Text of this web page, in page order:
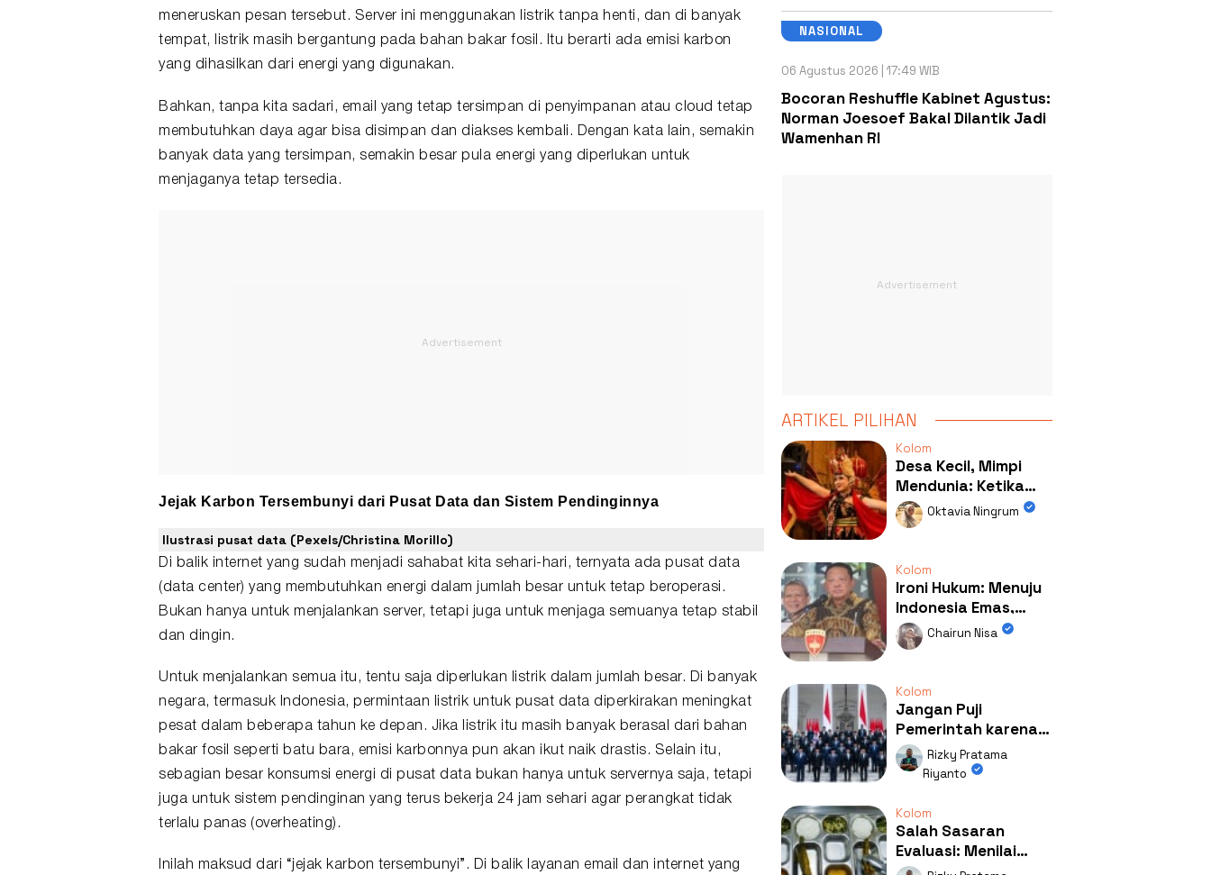
meneruskan pesan tersebut. Server ini menggunakan listrik tanpa henti, dan di banyak
tempat, listrik masih bergantung pada bahan bakar fosil. Itu berarti ada emisi karbon
yang dihasilkan dari energi yang digunakan.
Bahkan, tanpa kita sadari, email yang tetap tersimpan di penyimpanan atau cloud tetap
membutuhkan daya agar bisa disimpan dan diakses kembali. Dengan kata lain, semakin
banyak data yang tersimpan, semakin besar pula energi yang diperlukan untuk
menjaganya tetap tersedia.
Jejak Karbon Tersembunyi dari Pusat Data dan Sistem Pendinginnya
Ilustrasi pusat data (Pexels/Christina Morillo)
Di balik internet yang sudah menjadi sahabat kita sehari-hari, ternyata ada pusat data
(data center) yang membutuhkan energi dalam jumlah besar untuk tetap beroperasi.
Bukan hanya untuk menjalankan server, tetapi juga untuk menjaga semuanya tetap stabil
dan dingin.
Untuk menjalankan semua itu, tentu saja diperlukan listrik dalam jumlah besar. Di banyak
negara, termasuk Indonesia, permintaan listrik untuk pusat data diperkirakan meningkat
pesat dalam beberapa tahun ke depan. Jika listrik itu masih banyak berasal dari bahan
bakar fosil seperti batu bara, emisi karbonnya pun akan ikut naik drastis. Selain itu,
sebagian besar konsumsi energi di pusat data bukan hanya untuk servernya saja, tetapi
juga untuk sistem pendinginan yang terus bekerja 24 jam sehari agar perangkat tidak
terlalu panas (overheating).
Inilah maksud dari “jejak karbon tersembunyi”. Di balik layanan email dan internet yang
NASIONAL
06 Agustus 2026 | 17:49 WIB
Bocoran Reshuffle Kabinet Agustus:
Norman Joesoef Bakal Dilantik Jadi
Wamenhan RI
ARTIKEL PILIHAN
Kolom
Desa Kecil, Mimpi
Mendunia: Ketika
Kolaborasi
Mengubah Wajah
Oktavia Ningrum
Kolom
Ironi Hukum: Menuju
Indonesia Emas,
Ternyata Emasnya
Ada di Rumah Febrie!
Chairun Nisa
Kolom
Jangan Puji
Pemerintah karena
Kerja: Mengapa
Publik Begitu Mudah
Rizky Pratama
Riyanto
Kolom
Salah Sasaran
Evaluasi: Menilai
Program MBG Lewat